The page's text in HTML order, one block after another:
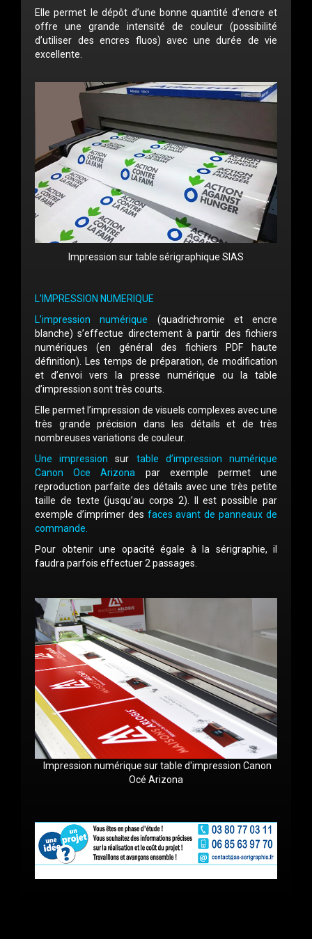
Elle permet le dépôt d’une bonne quantité d’encre et
offre une grande intensité de couleur (possibilité
d’utiliser des encres fluos) avec une durée de vie
excellente.
Impression sur table sérigraphique SIAS
L'IMPRESSION NUMERIQUE
L’impression numérique (quadrichromie et encre
blanche) s’effectue directement à partir des fichiers
numériques (en général des fichiers PDF haute
définition). Les temps de préparation, de modification
et d’envoi vers la presse numérique ou la table
d’impression sont très courts.
Elle permet l’impression de visuels complexes avec une
très grande précision dans les détails et de très
nombreuses variations de couleur.
Une impressionsur table d’impression numérique
Canon Oce Arizona par exemple permet une
reproduction parfaite des détails avec une très petite
taille de texte (jusqu’au corps 2). Il est possible par
exemple d’imprimer des faces avant de panneaux de
commande.
Pour obtenir une opacité égale à la sérigraphie, il
faudra parfois effectuer 2 passages.
Impression numérique sur table d'impression Canon
Océ Arizona